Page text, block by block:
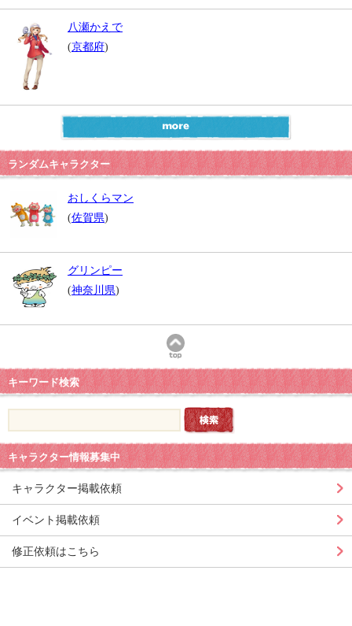
八瀬かえで
(京都府)
ランダムキャラクター
おしくらマン
(佐賀県)
グリンピー
(神奈川県)
キーワード検索
キャラクター情報募集中
キャラクター掲載依頼
イベント掲載依頼
修正依頼はこちら